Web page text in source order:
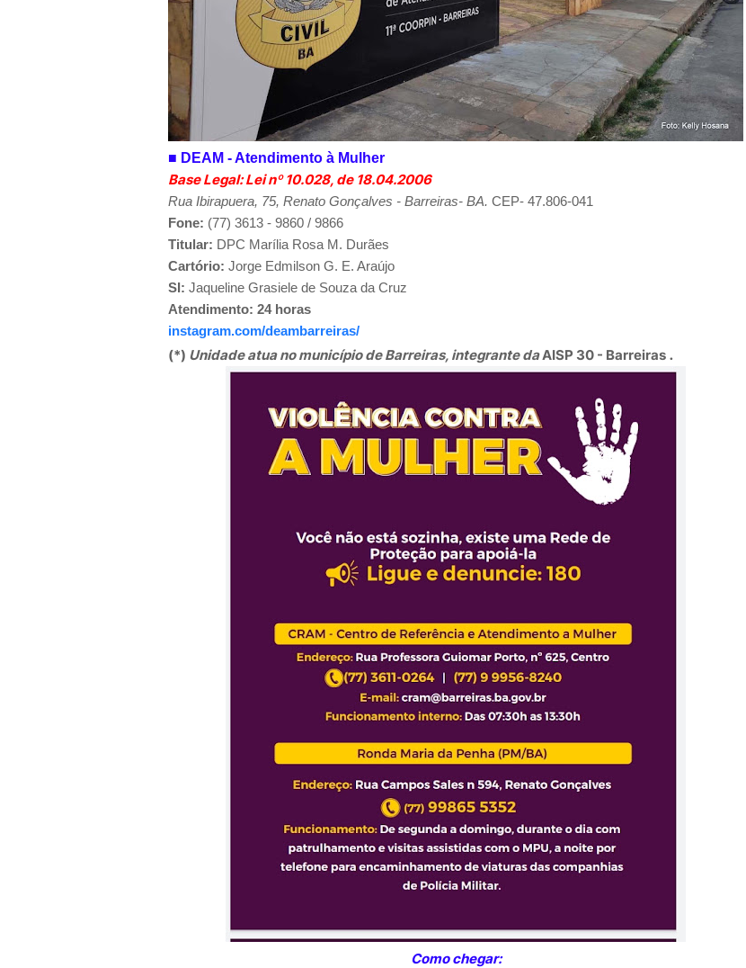
■ DEAM - Atendimento à Mulher
Base Legal: Lei nº 10.028, de 18.04.2006
Rua Ibirapuera, 75, Renato Gonçalves - Barreiras- BA. CEP- 47.806-041
Fone: (77) 3613 - 9860 / 9866
Titular: DPC Marília Rosa M. Durães
Cartório: Jorge Edmilson G. E. Araújo
SI: Jaqueline Grasiele de Souza da Cruz
Atendimento: 24 horas
instagram.com/deambarreiras/
(*) Unidade atua no município de Barreiras, integrante daAISP 30 - Barreiras .
Como chegar: